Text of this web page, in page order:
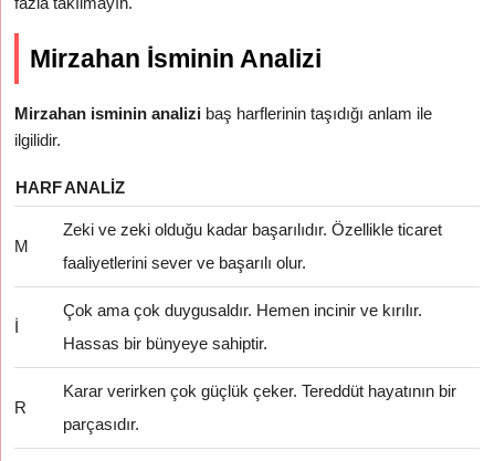
Mirzahan İsminin Analizi
Mirzahan isminin analizi baş harflerinin taşıdığı anlam ile
ilgilidir.
HARFANALIZ
M
Zeki ve zeki olduğu kadar başarılıdır. Özellikle ticaret
faaliyetlerini sever ve başarılı olur.
İ
Çok ama çok duygusaldır. Hemen incinir ve kırılır.
Hassas bir bünyeye sahiptir.
R
Karar verirken çok güçlük çeker. Tereddüt hayatının bir
parçasıdır.